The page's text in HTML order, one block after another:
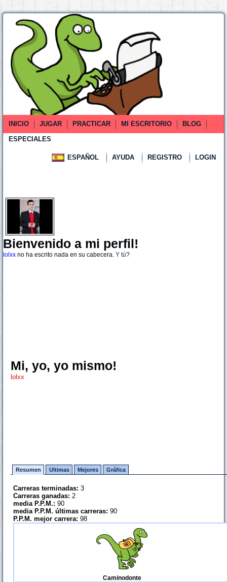
INICIO JUGAR PRACTICAR MI ESCRITORIO
BLOG
ESPECIALES
ESPAÑOL AYUDA REGISTRO LOGIN
Bienvenido a mi perfil!
lolxx no ha escrito nada en su cabecera. Y tú?
Mi, yo, yo mismo!
lolxx
Resumen Ultimas Mejores Gráfica
Carreras terminadas: 3
Carreras ganadas: 2
media P.P.M.: 90
media P.P.M. últimas carreras: 90
P.P.M. mejor carrera: 98
Caminodonte